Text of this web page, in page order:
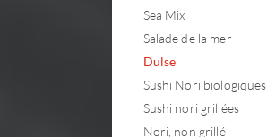
Sea Mix
Salade de la mer
Dulse
Sushi Nori biologiques
Sushi nori grillées
Nori, non grillé